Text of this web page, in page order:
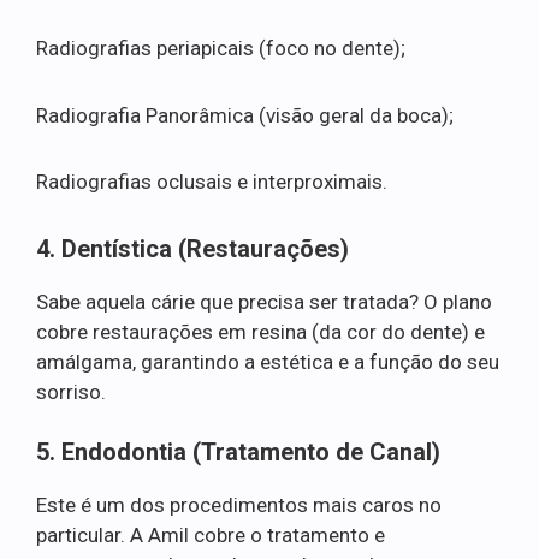
Radiografias periapicais (foco no dente);
Radiografia Panorâmica (visão geral da boca);
Radiografias oclusais e interproximais.
4. Dentística (Restaurações)
Sabe aquela cárie que precisa ser tratada? O plano
cobre restaurações em resina (da cor do dente) e
amálgama, garantindo a estética e a função do seu
sorriso.
5. Endodontia (Tratamento de Canal)
Este é um dos procedimentos mais caros no
particular. A Amil cobre o tratamento e